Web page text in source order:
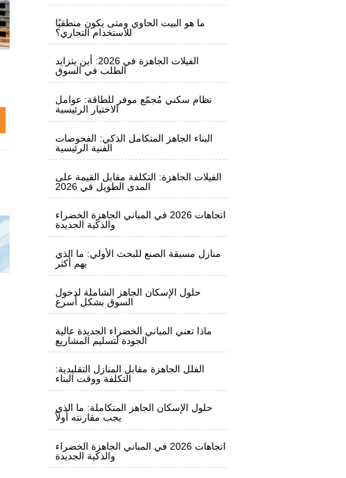
ما هو البيت الحاوي ومتى يكون منطقيًا
للاستخدام التجاري؟
الفيلات الجاهزة في 2026: أين يتزايد
الطلب في السوق
نظام سكني مُجمّع موفر للطاقة: عوامل
الاختيار الرئيسية
البناء الجاهز المتكامل الذكي: الفحوصات
الفنية الرئيسية
الفيلات الجاهزة: التكلفة مقابل القيمة على
المدى الطويل في 2026
اتجاهات 2026 في المباني الجاهزة الخضراء
والذكية الجديدة
منازل مسبقة الصنع للبحث الأولي: ما الذي
يهم أكثر
حلول الإسكان الجاهز الشاملة لدخول
السوق بشكل أسرع
ماذا تعني المباني الخضراء الجديدة عالية
الجودة لتسليم المشاريع
الفلل الجاهزة مقابل المنازل التقليدية:
التكلفة ووقت البناء
حلول الإسكان الجاهز المتكاملة: ما الذي
يجب مقارنته أولاً
اتجاهات 2026 في المباني الجاهزة الخضراء
والذكية الجديدة